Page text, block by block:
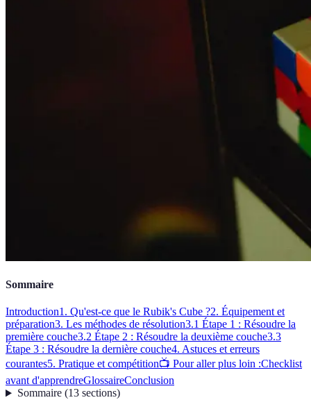
Sommaire
Introduction1. Qu'est-ce que le Rubik's Cube ?2. Équipement et
préparation3. Les méthodes de résolution3.1 Étape 1 : Résoudre la
première couche3.2 Étape 2 : Résoudre la deuxième couche3.3
Étape 3 : Résoudre la dernière couche4. Astuces et erreurs
courantes5. Pratique et compétition📺 Pour aller plus loin :Checklist
avant d'apprendreGlossaireConclusion
Sommaire(13 sections)